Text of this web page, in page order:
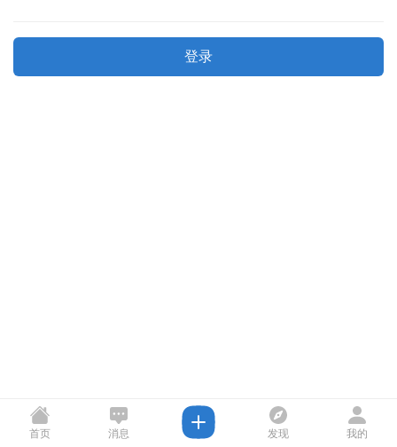
登录
首页 消息 发现 我的